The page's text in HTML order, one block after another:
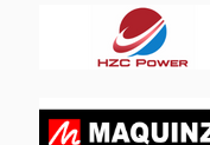
Dodsyqzlzopfx Aqljkr
máxima de carga:
altura máxima de
L x A): 3,38 m x 1,84
do motor: 55 kW